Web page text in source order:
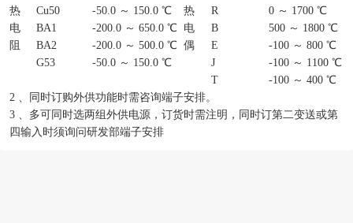
热
电
阻
热
电
偶
Cu50
-50.0 ～ 150.0 ℃ R
0 ～ 1700 ℃
BA1
-200.0 ～ 650.0 ℃ B
500 ～ 1800 ℃
BA2
-200.0 ～ 500.0 ℃ E
-100 ～ 800 ℃
G53
-50.0 ～ 150.0 ℃ J
-100 ～ 1100 ℃
T
-100 ～ 400 ℃
2 、同时订购外供功能时需咨询端子安排。
3 、多可同时选两组外供电源，订货时需注明，同时订第二变送或第
四输入时须询问研发部端子安排